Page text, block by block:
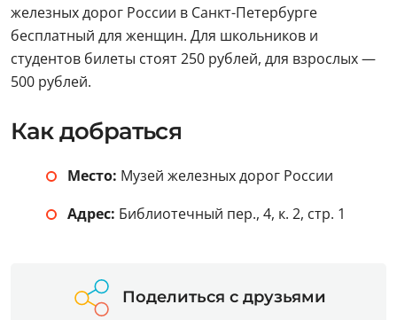
железных дорог России в Санкт-Петербурге
бесплатный для женщин. Для школьников и
студентов билеты стоят 250 рублей, для взрослых —
500 рублей.
Как добраться
Место: Музей железных дорог России
Адрес: Библиотечный пер., 4, к. 2, стр. 1
Поделиться с друзьями